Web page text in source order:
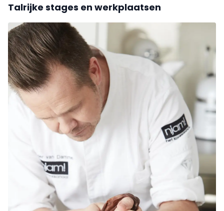
Talrijke stages en werkplaatsen